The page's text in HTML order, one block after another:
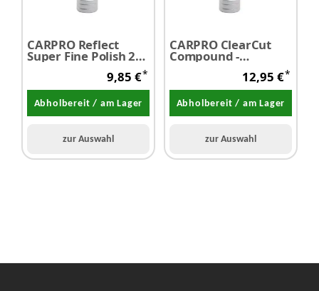
CARPRO Reflect
Super Fine Polish 250
ml - SALE
9,85 €*
Abholbereit / am Lager
zur Auswahl
CARPRO ClearCut
Compound -
Schleifpaste 250 ml -
12,95 €*
Abholbereit / am Lager
zur Auswahl